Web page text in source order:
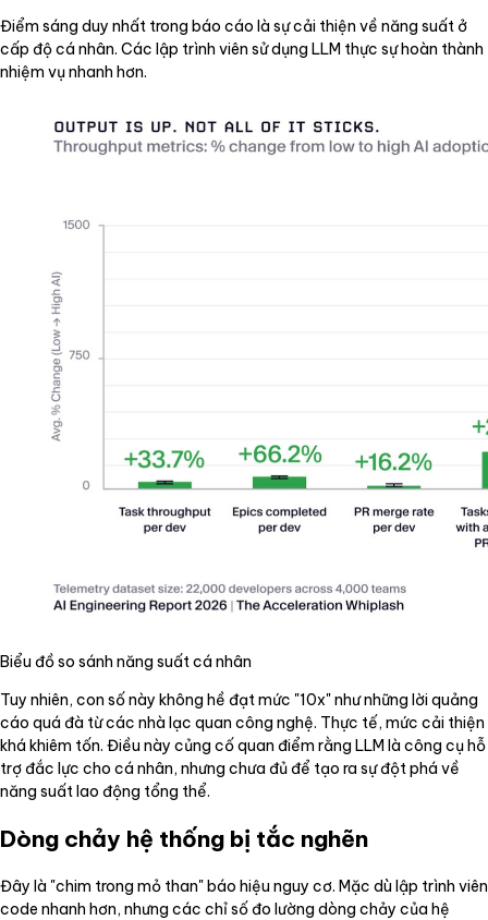
Điểm sáng duy nhất trong báo cáo là sự cải thiện về năng suất ở
cấp độ cá nhân. Các lập trình viên sử dụng LLM thực sự hoàn thành
nhiệm vụ nhanh hơn.
Biểu đồ so sánh năng suất cá nhân
Tuy nhiên, con số này không hề đạt mức "10x" như những lời quảng
cáo quá đà từ các nhà lạc quan công nghệ. Thực tế, mức cải thiện
khá khiêm tốn. Điều này củng cố quan điểm rằng LLM là công cụ hỗ
trợ đắc lực cho cá nhân, nhưng chưa đủ để tạo ra sự đột phá về
năng suất lao động tổng thể.
Dòng chảy hệ thống bị tắc nghẽn
Đây là "chim trong mỏ than" báo hiệu nguy cơ. Mặc dù lập trình viên
code nhanh hơn, nhưng các chỉ số đo lường dòng chảy của hệ